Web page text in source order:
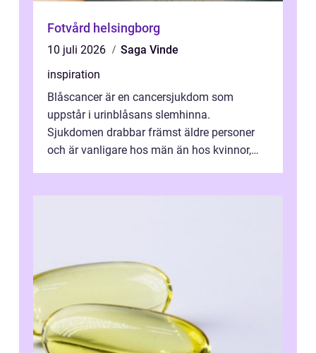
Fotvård helsingborg
10 juli 2026
Saga Vinde
inspiration
Blåscancer är en cancersjukdom som
uppstår i urinblåsans slemhinna.
Sjukdomen drabbar främst äldre personer
och är vanligare hos män än hos kvinnor,